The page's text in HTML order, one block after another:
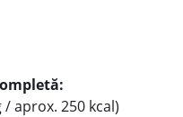
aprox. 250 kcal)